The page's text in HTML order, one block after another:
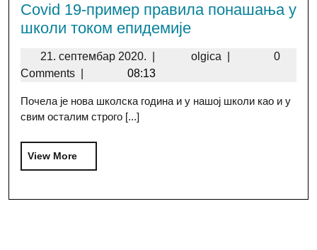
Covid 19-пример правила понашања у
школи током епидемије
21. септембар 2020. olgica
0
Comments
08:13
Почела је нова школска година и у нашој школи као и у
свим осталим строго [...]
View More